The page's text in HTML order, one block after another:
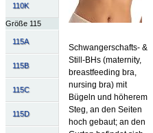
110K
Größe 115
115A
115B
115C
115D
Schwangerschafts- &
Still-BHs (maternity,
breastfeeding bra,
nursing bra) mit
Bügeln und höherem
Steg, an den Seiten
hoch gebaut; an den